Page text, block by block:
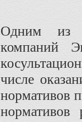
Одним из
компаний
числе
нормативов
нормативов